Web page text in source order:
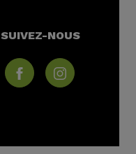
SUIVEZ-NOUS